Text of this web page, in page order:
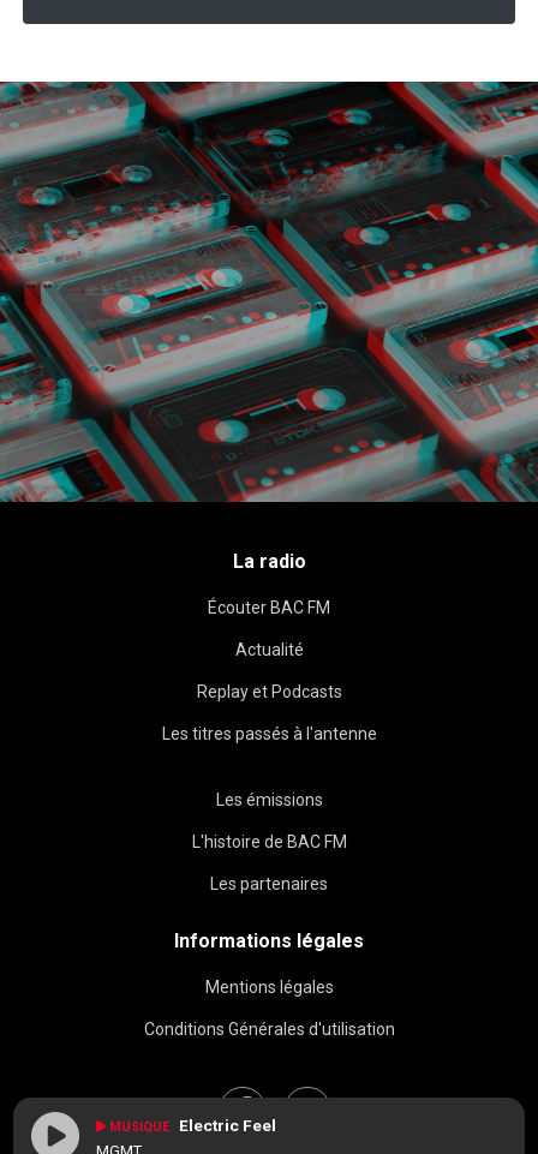
La radio
Écouter BAC FM
Actualité
Replay et Podcasts
Les titres passés à l'antenne
Les émissions
L'histoire de BAC FM
Les partenaires
Informations légales
Mentions légales
Conditions Générales d'utilisation
MUSIQUE Electric Feel